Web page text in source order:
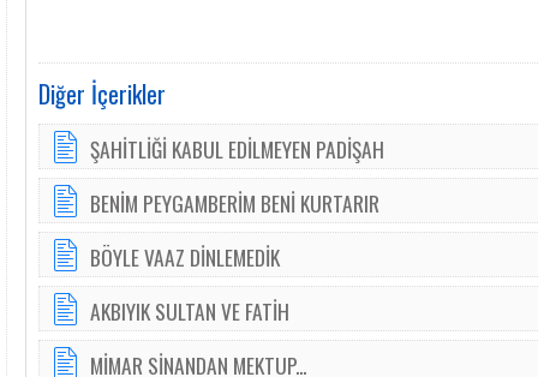
Diğer İçerikler
ŞAHİTLİĞİ KABUL EDİLMEYEN PADİŞAH
BENİM PEYGAMBERİM BENİ KURTARIR
BÖYLE VAAZ DİNLEMEDİK
AKBIYIK SULTAN VE FATİH
MİMAR SİNANDAN MEKTUP...